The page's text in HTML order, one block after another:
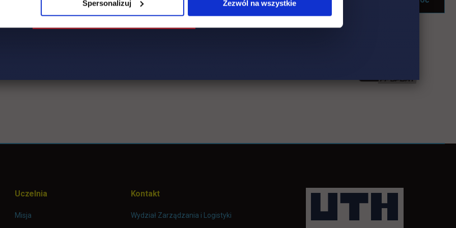
Spersonalizuj Zezwól na wszystkie
Uczelnia
Misja
Kontakt
Wydział Zarządzania i Logistyki